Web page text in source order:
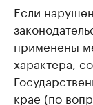
Если
применены
характера,
крае (по